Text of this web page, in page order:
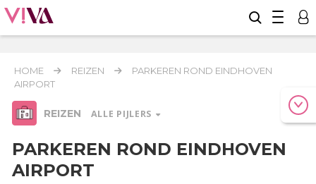
HOME REIZEN
PARKEREN ROND EINDHOVEN
AIRPORT
REIZEN ALLE PIJLERS
Relaties
PARKEREN ROND EINDHOVEN
AIRPORT